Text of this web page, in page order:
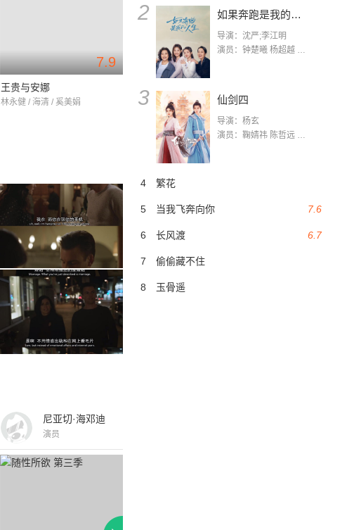
2 如果奔跑是我的人生
导演：沈严;李江明
演员：钟楚曦 杨超越 许娣 陈小艺 侯雯元 宋洋 王宥钧 李添诺
3 仙剑四
导演：杨玄
演员：鞠婧祎 陈哲远 茅子俊 毛晓慧 王媛可 张志浩 林枫松 张帆（演员）
4 繁花
7.6
5 当我飞奔向你
6.7
6 长风渡
7 偷偷藏不住
8 玉骨遥
7.9
王贵与安娜
林永健 / 海清 / 奚美娟
尼亚切·海邓迪
演员